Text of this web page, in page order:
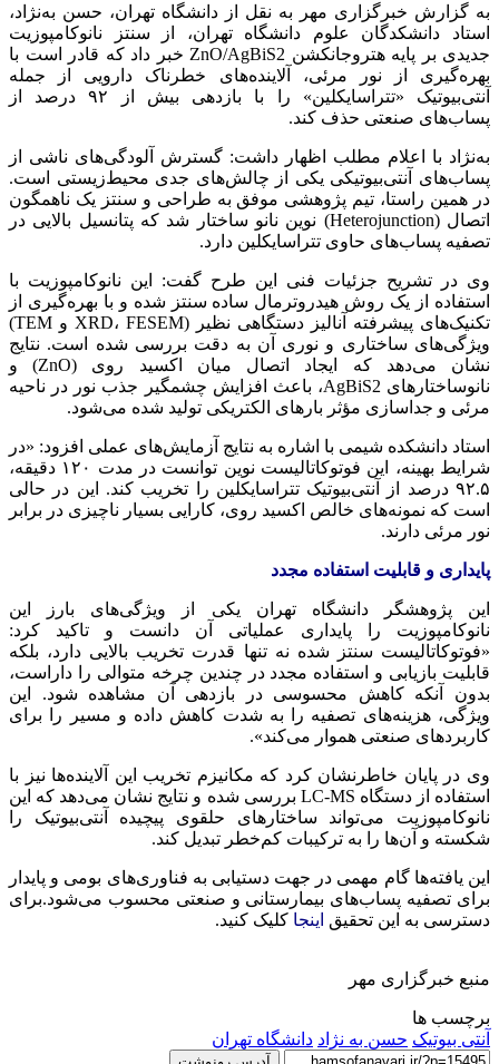
به گزارش خبرگزاری مهر به نقل از دانشگاه تهران، حسن به‌نژاد،
استاد دانشکدگان علوم دانشگاه تهران، از سنتز نانوکامپوزیت
جدیدی بر پایه هتروجانکشن ZnO/AgBiS2 خبر داد که قادر است با
بهره‌گیری از نور مرئی، آلاینده‌های خطرناک دارویی از جمله
آنتی‌بیوتیک «تتراسایکلین» را با بازدهی بیش از ۹۲ درصد از
پساب‌های صنعتی حذف کند.
به‌نژاد با اعلام مطلب اظهار داشت: گسترش آلودگی‌های ناشی از
پساب‌های آنتی‌بیوتیکی یکی از چالش‌های جدی محیط‌زیستی است.
در همین راستا، تیم پژوهشی موفق به طراحی و سنتز یک ناهمگون
اتصال (Heterojunction) نوین نانو ساختار شد که پتانسیل بالایی در
تصفیه پساب‌های حاوی تتراسایکلین دارد.
وی در تشریح جزئیات فنی این طرح گفت: این نانوکامپوزیت با
استفاده از یک روش هیدروترمال ساده سنتز شده و با بهره‌گیری از
تکنیک‌های پیشرفته آنالیز دستگاهی نظیر (XRD، FESEM و TEM)
ویژگی‌های ساختاری و نوری آن به دقت بررسی شده است. نتایج
نشان می‌دهد که ایجاد اتصال میان اکسید روی (ZnO) و
نانوساختارهای AgBiS2، باعث افزایش چشمگیر جذب نور در ناحیه
مرئی و جداسازی مؤثر بارهای الکتریکی تولید شده می‌شود.
استاد دانشکده شیمی با اشاره به نتایج آزمایش‌های عملی افزود: «در
شرایط بهینه، این فوتوکاتالیست نوین توانست در مدت ۱۲۰ دقیقه،
۹۲.۵ درصد از آنتی‌بیوتیک تتراسایکلین را تخریب کند. این در حالی
است که نمونه‌های خالص اکسید روی، کارایی بسیار ناچیزی در برابر
نور مرئی دارند.
پایداری و قابلیت استفاده مجدد
این پژوهشگر دانشگاه تهران یکی از ویژگی‌های بارز این
نانوکامپوزیت را پایداری عملیاتی آن دانست و تاکید کرد:
«فوتوکاتالیست سنتز شده نه تنها قدرت تخریب بالایی دارد، بلکه
قابلیت بازیابی و استفاده مجدد در چندین چرخه متوالی را داراست،
بدون آنکه کاهش محسوسی در بازدهی آن مشاهده شود. این
ویژگی، هزینه‌های تصفیه را به شدت کاهش داده و مسیر را برای
کاربردهای صنعتی هموار می‌کند».
وی در پایان خاطرنشان کرد که مکانیزم تخریب این آلاینده‌ها نیز با
استفاده از دستگاه LC-MS بررسی شده و نتایج نشان می‌دهد که این
نانوکامپوزیت می‌تواند ساختارهای حلقوی پیچیده آنتی‌بیوتیک را
شکسته و آن‌ها را به ترکیبات کم‌خطر تبدیل کند.
این یافته‌ها گام مهمی در جهت دستیابی به فناوری‌های بومی و پایدار
برای تصفیه پساب‌های بیمارستانی و صنعتی محسوب می‌شود.برای
دسترسی به این تحقیق اینجا کلیک کنید.
منبع خبرگزاری مهر
برچسب ها
آنتی بیوتیک حسن به نژاد دانشگاه تهران